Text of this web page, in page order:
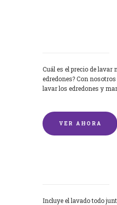
Cuál es el precio de
edredones? Con nosotros
lavar los edredones y
VER AHORA
Incluye el lavado todo